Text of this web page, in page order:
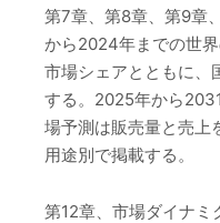
第7章、第8章、第9章
から2024年までの世界
市場シェアとともに、
する。2025年から
場予測は販売量と売上
用途別で掲載する。
第12章、市場ダイナミ